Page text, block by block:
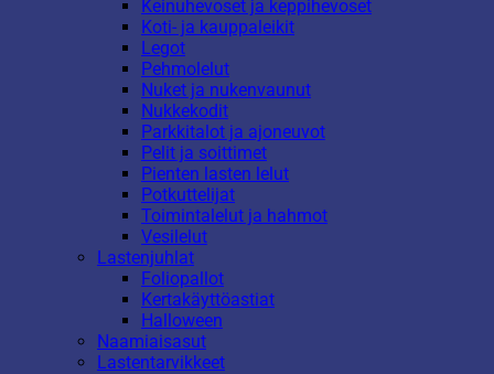
Keinuhevoset ja keppihevoset
Koti- ja kauppaleikit
Legot
Pehmolelut
Nuket ja nukenvaunut
Nukkekodit
Parkkitalot ja ajoneuvot
Pelit ja soittimet
Pienten lasten lelut
Potkuttelijat
Toimintalelut ja hahmot
Vesilelut
Lastenjuhlat
Foliopallot
Kertakäyttöastiat
Halloween
Naamiaisasut
Lastentarvikkeet